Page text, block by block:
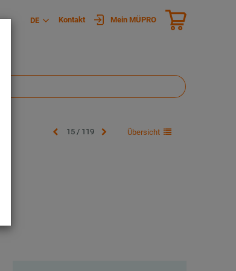
DE Kontakt Mein MÜPRO
15 / 119 Übersicht